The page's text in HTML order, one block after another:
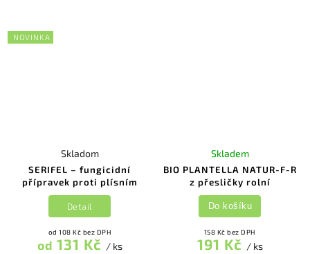
NOVINKA
SERIFEL – fungicidní
přípravek proti plísním
Skladom
od 108 Kč bez DPH
od 131 Kč / ks
Detail
BIO PLANTELLA NATUR-F-R
z přesličky rolní
Skladem
158 Kč bez DPH
191 Kč / ks
Do košíku